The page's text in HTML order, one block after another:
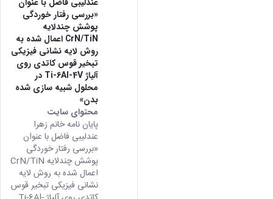
«بررسی رفتار خوردگی
پوشش چندلایه
CrN/TiN اعمال شده به
روش لایه نشانی فیزیکی
تبخیر قوس کاتدی روی
آلیاژ Ti-6Al-4V در
محلول شبیه سازی شده
بدن»
محتوای سایت
پایان نامه خانم زهرا
عندلیبی فاضل با عنوان
«بررسی رفتار خوردگی
پوشش چندلایه CrN/TiN
اعمال شده به روش لایه
نشانی فیزیکی تبخیر قوس